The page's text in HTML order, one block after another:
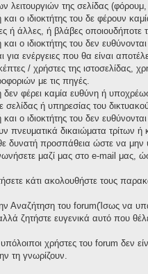
λειτουργιών της σελίδας
και ο ιδιοκτήτης του δε φέρουν
ή άλλες, ή βλάβες
και ο ιδιοκτήτης του δεν
για ενέργειες που θα είναι
/ χρήστες της ιστοσελίδας,
με τις πηγές.
δεν φέρει καμία ευθύνη ή
ή υπηρεσίας του
και ο ιδιοκτήτης του δεν
πνευματικά δικαιώματα τρίτων ή
δυνατή προσπάθεια ώστε να μην
μαζί μας στο e-mail μας,
κάτι ακολουθήστε τους
Αναζήτηση του forum(Ίσως να
ζητήστε ευγενικά αυτό που
χρήστες του forum δεν
τη γνωρίζουν.